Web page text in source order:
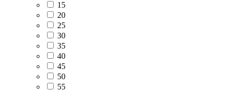
15
20
25
30
35
40
45
50
55